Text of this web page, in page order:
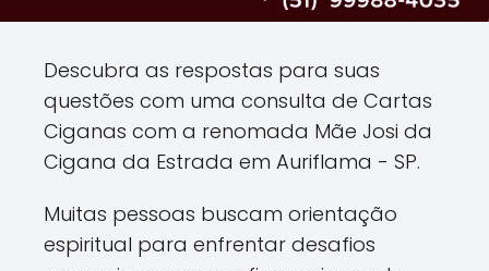
Descubra as respostas para suas
questões com uma consulta de Cartas
Ciganas com a renomada Mãe Josi da
Cigana da Estrada em Auriflama - SP.
Muitas pessoas buscam orientação
espiritual para enfrentar desafios